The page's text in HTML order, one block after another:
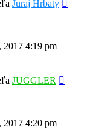
Juraj Hrbaty
2017 4:19 pm
JUGGLER
2017 4:20 pm